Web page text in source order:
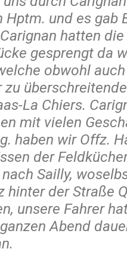
Hptm. und es gab
hatten
gesprengt da
obwohl
zu
La Chiers.
mit vielen
haben wir Offz.
der
Sailly,
hinter der Straße
unsere Fahrer
Abend